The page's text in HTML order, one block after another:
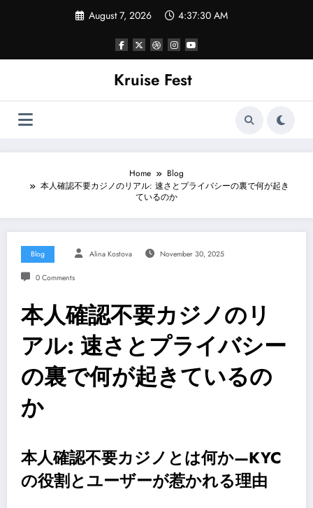
August 7, 2026 4:37:30 AM
Kruise Fest
Home
Blog
本人確認不要カジノのリアル: 速さとプライバシーの裏で何が起き
ているのか
Blog Alina Kostova November 30, 2025
0 Comments
本人確認不要カジノのリ
アル: 速さとプライバシー
の裏で何が起きているの
か
本人確認不要カジノとは何か—KYC
の役割とユーザーが惹かれる理由